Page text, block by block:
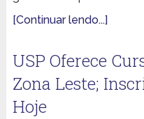
[Continuar lendo...]
USP Oferece
Zona Leste;
Hoje